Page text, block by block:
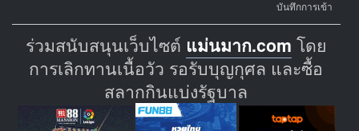
บันทึกการเข้า
ร่วมสนับสนุนเว็บไซต์ แม่นมาก.com โดย
การเลิกทานเนื้อวัว รอรับบุญกุศล และซื้อ
สลากกินแบ่งรัฐบาล